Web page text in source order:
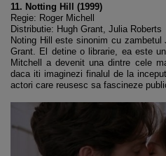
11. Notting Hill (1999)
Regie: Roger Michell
Distributie: Hugh Grant, Julia Roberts
Noting Hill este sinonim cu
Grant. El detine o librarie, ea este
Mitchell a devenit una dintre cele
daca iti imaginezi finalul de la
actori care reusesc sa fascineze